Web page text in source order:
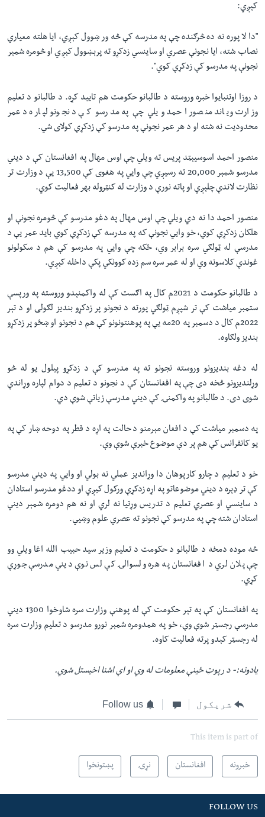
کېږي:
"دا لا پوره نه ده څرګنده چې په مدرسه کې څه ور ښوول کېږي، ایا هلته معیاري
نصاب شته، ایا نجونې عصري او ساینسي زدکړو ته پرېښوول کېږي او څومره شمېر
نجونې په مدرسو کې زدکړې کوي".
د روزا اوتنبایوا خبره وروسته د طالبانو حکومت هم تایید کړه. د طالبانو د تعلیم
وزارت ویاند منصور احمد ویلي چې په مدرسو کې د نجونو لپاره د عمر
محدودیت نه شته او د هر عمر نجونې په مدرسو کې زدکړې کولای شي.
منصور احمد اسوسیېټد پریس ته ویلي چې اوس مهال په افغانستان کې د دیني
مدرسو شمېر 20,000 ته رسیږي چې وایي په هغوی کې 13,500 یې د وزارت تر
نظارت لاندې چلېږي او پاته نورې د وزارت له کنټروله بهر فعالیت کوي.
منصور احمد دا نه دي ویلي چې اوس مهال په دغو مدرسو کې څومره نجونې او
هلکان زدکړې کوي، خو وایي نجونې که په مدرسه کې زدکړې کوي باید عمر یې د
مدرسې له ټولګي سره برابر وي، ځکه چې وایي په مدرسو کې هم د سکولونو
غوندې کلاسونه وي او له عمر سره سم زده کوونکي‌ پکې داخله کېږي.
د طالبانو حکومت د 2021م کال په اګست کې له واکمنېدو وروسته په ورپسې
ستمبر میاشت کې تر شپږم ټولګي پورته د نجونو پر زدکړو بندیز لګولی او د تېر
2022م کال د دسمبر په 20مه یې په پوهنتونونو کې هم د نجونو او ښځو پر زدکړو
بندیز ولګاوه.
له دغه بندیزونو وروسته نجونو ته په مدرسو کې د زدکړو پیلول یو له څو
وړلندیزونو څخه دی چې په افغانستان کې د نجونو د تعلیم د دوام لپاره وړاندې
شوی دی. د طالبانو په واکمنۍ کې دیني مدرسې زیاتې شوې دي.
په دسمبر میاشت کې د افغان مېرمنو د حالت په اړه د قطر په دوحه ښار کې په
یو کانفرانس کې هم پر دې موضوع خبرې شوې وې.
خو د تعلیم د چارو کارپوهان دا وړاندیز عملي نه بولي او وايي په دیني مدرسو
کې تر ډېره د دیني موضوعاتو په اړه زدکړې ورکول کیږي او ددغو مدرسو استادان
د ساینسي او عصري تعلیم د تدریس وړتیا نه لري او نه هم دومره شمېر دیني
استادان شته چې په مدرسو کې نجونو ته عصري علوم وښیي.
څه موده دمخه د طالبانو د حکومت د تعلیم وزیر سید حبیب الله اغا ویلي وو
چې پلان لري د افغانستان په هره ولسوالۍ کې لس نوې دیني مدرسې جوړې
کړي.
په افغانستان کې په تېر حکومت کې له پوهنې وزارت سره شاوخوا 1300 دیني
مدرسې رجسټر شوې وې، خو په همدومره شمېر نورو مدرسو د تعلیم وزارت سره
له رجسټر کېدو پرته فعالیت کاوه.
یادونه:- د رپوټ ځینې معلومات له وي او اې اشنا اخیستل شوي.
شریکول Follow us
This item is part of
خبرونه افغانستان نړۍ پښتونخوا
FOLLOW US